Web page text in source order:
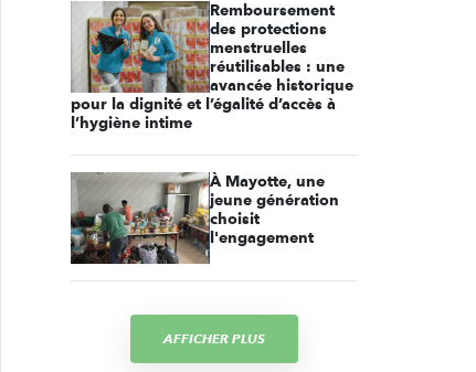
Remboursement
des protections
menstruelles
réutilisables : une
avancée historique
pour la dignité et l’égalité d’accès à
l’hygiène intime
À Mayotte, une
jeune génération
choisit
l'engagement
AFFICHER PLUS